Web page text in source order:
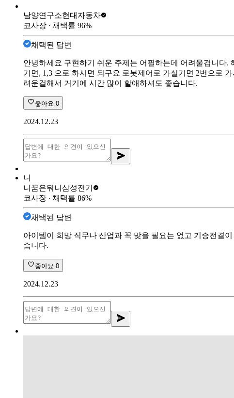
남양연구소현대자동차
코사장 ∙ 채택률 96%
채택된 답변
안녕하세요 구현하기 쉬운 주제는 어필하는데 어려울겁니다
거면, 1,3 으로 하시면 되구요 로봇제어로 가실거면 2번으로
려운걸해서 거기에 시간 많이 할애하셔도 좋습니다.
좋아요 0
2024.12.23
니
니꿈은뭐니 삼성전기
코사장 ∙ 채택률 86%
채택된 답변
아이템이 희망 직무나 산업과 꼭 맞을 필요는 없고 기승전결
습니다.
좋아요 0
2024.12.23